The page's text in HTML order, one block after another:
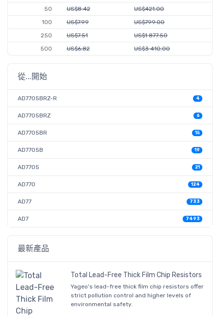
50
US$8.42
US$421.00
100
US$7.99
US$799.00
250
US$7.51
US$1 877.50
500
US$6.82 US$3 410.00
從...開始
AD7705BRZ-R 4
AD7705BRZ 6
AD7705BR 15
AD7705B 19
AD7705 21
AD770 124
AD77 733
AD7 7493
最新產品
Total Lead-Free Thick Film Chip Resistors
Yageo's lead-free thick film chip resistors offer
strict pollution control and higher levels of
environmental safety.